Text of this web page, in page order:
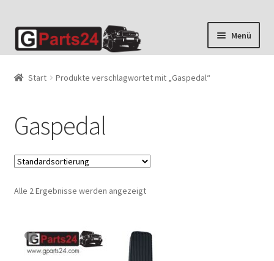
Zur
Navigation
Zum
Inhalt
Menü
Start Produkte verschlagwortet mit „Gaspedal“
Gaspedal
Alle 2 Ergebnisse werden angezeigt